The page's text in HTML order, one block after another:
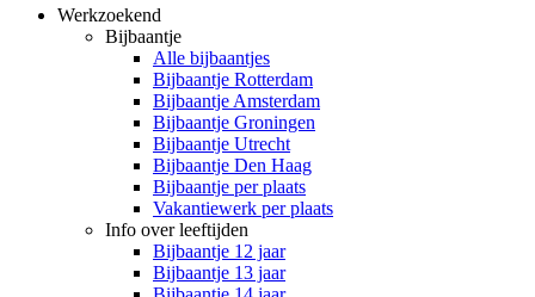
Werkzoekend
Bijbaantje
Alle bijbaantjes
Bijbaantje Rotterdam
Bijbaantje Amsterdam
Bijbaantje Groningen
Bijbaantje Utrecht
Bijbaantje Den Haag
Bijbaantje per plaats
Vakantiewerk per plaats
Info over leeftijden
Bijbaantje 12 jaar
Bijbaantje 13 jaar